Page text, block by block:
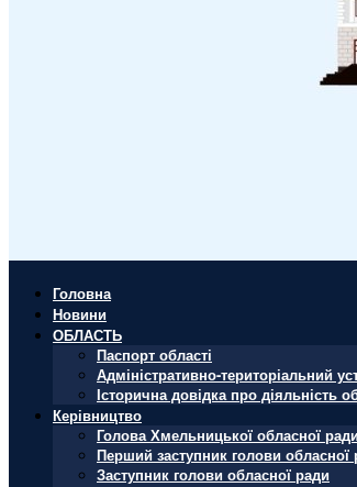
Головна
Новини
ОБЛАСТЬ
Паспорт області
Адміністративно-територіальний
Історична довідка про діяльність
Керівництво
Голова Хмельницької обласної ради
Перший заступник голови обласної
Заступник голови обласної ради